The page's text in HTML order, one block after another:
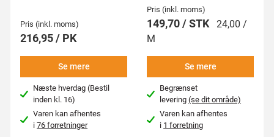
Pris (inkl. moms)
216,95 / PK
Se mere
Næste hverdag (Bestil
inden kl. 16)
Varen kan afhentes
i76 forretninger
Pris (inkl. moms)
149,70 / STK 24,00 /
M
Se mere
Begrænset
levering(se dit område)
Varen kan afhentes
i 1 forretning